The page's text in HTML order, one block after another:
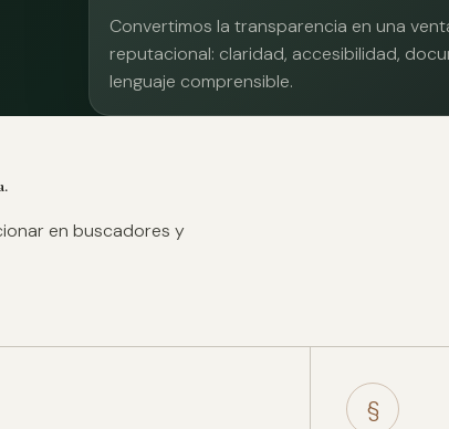
Convertimos la transparencia en una
reputacional: claridad, accesibilidad,
lenguaje comprensible.
en buscadores y
§